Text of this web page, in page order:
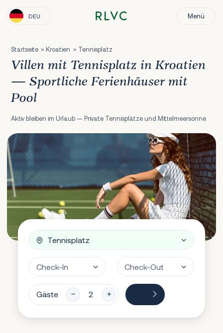
DEU Menü
Startseite Kroatien Tennisplatz
Villen mit Tennisplatz in Kroatien
— Sportliche Ferienhäuser mit
Pool
Aktiv bleiben im Urlaub — Private Tennisplätze und Mittelmeersonne
Gäste